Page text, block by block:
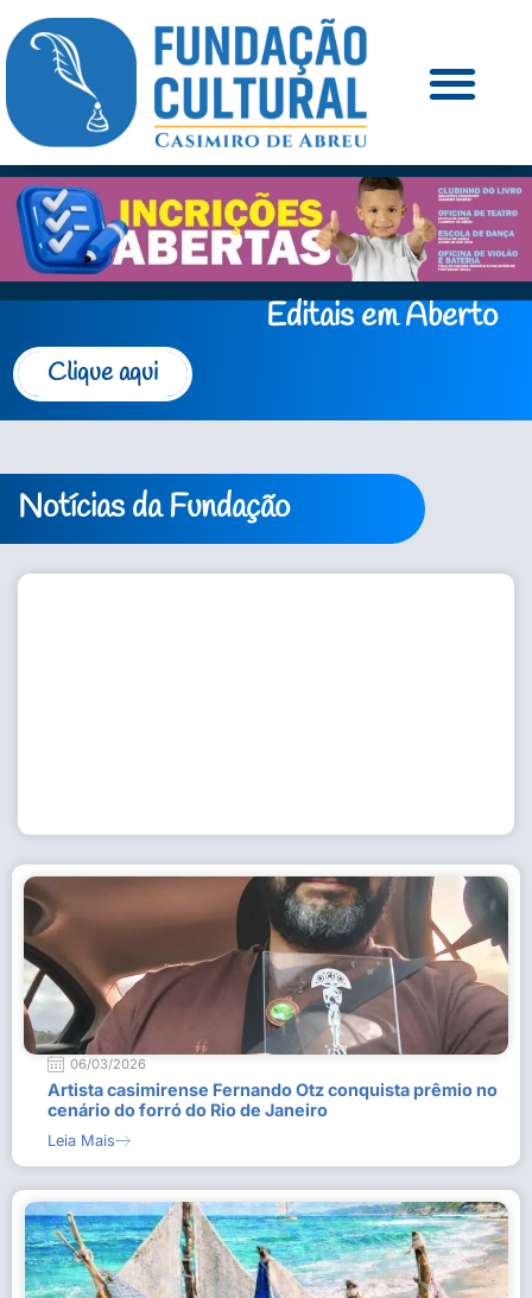
Editais em Aberto
Clique aqui
Notícias da Fundação
06/03/2026
Artista casimirense Fernando Otz conquista prêmio no
cenário do forró do Rio de Janeiro
Leia Mais